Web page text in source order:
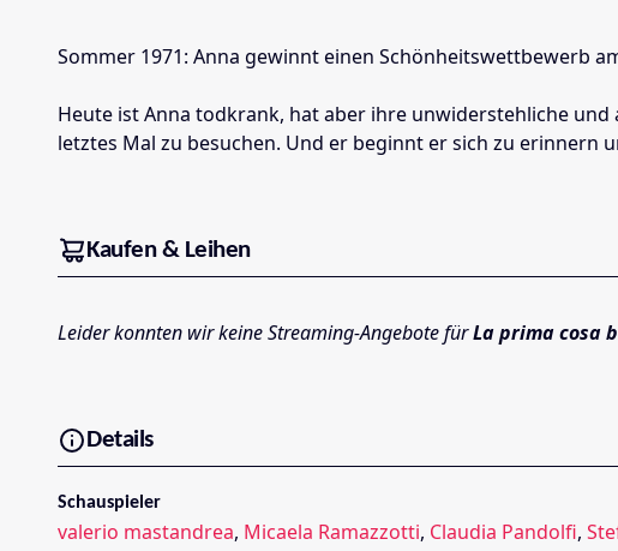
Sommer 1971: Anna gewinnt einen Schönheitswettbewerb
Heute ist Anna todkrank, hat aber ihre unwiderstehliche
letztes Mal zu besuchen. Und er beginnt er sich zu
Kaufen & Leihen
Leider konnten wir keine Streaming-Angebote fürLa prima cosa
Details
Schauspieler
valerio mastandrea, Micaela Ramazzotti, Claudia Pandolfi,